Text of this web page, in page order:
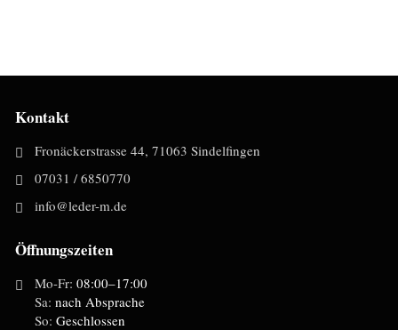
Kontakt
Fronäckerstrasse 44, 71063 Sindelfingen
07031 / 6850770
info@leder-m.de
Öffnungszeiten
Mo-Fr: 08:00–17:00
Sa: nach Absprache
So: Geschlossen